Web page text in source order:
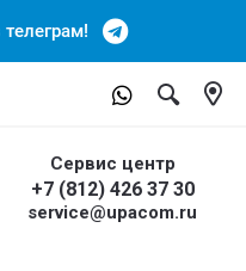
Сервис центр
+7 (812) 426 37 30
service@upacom.ru